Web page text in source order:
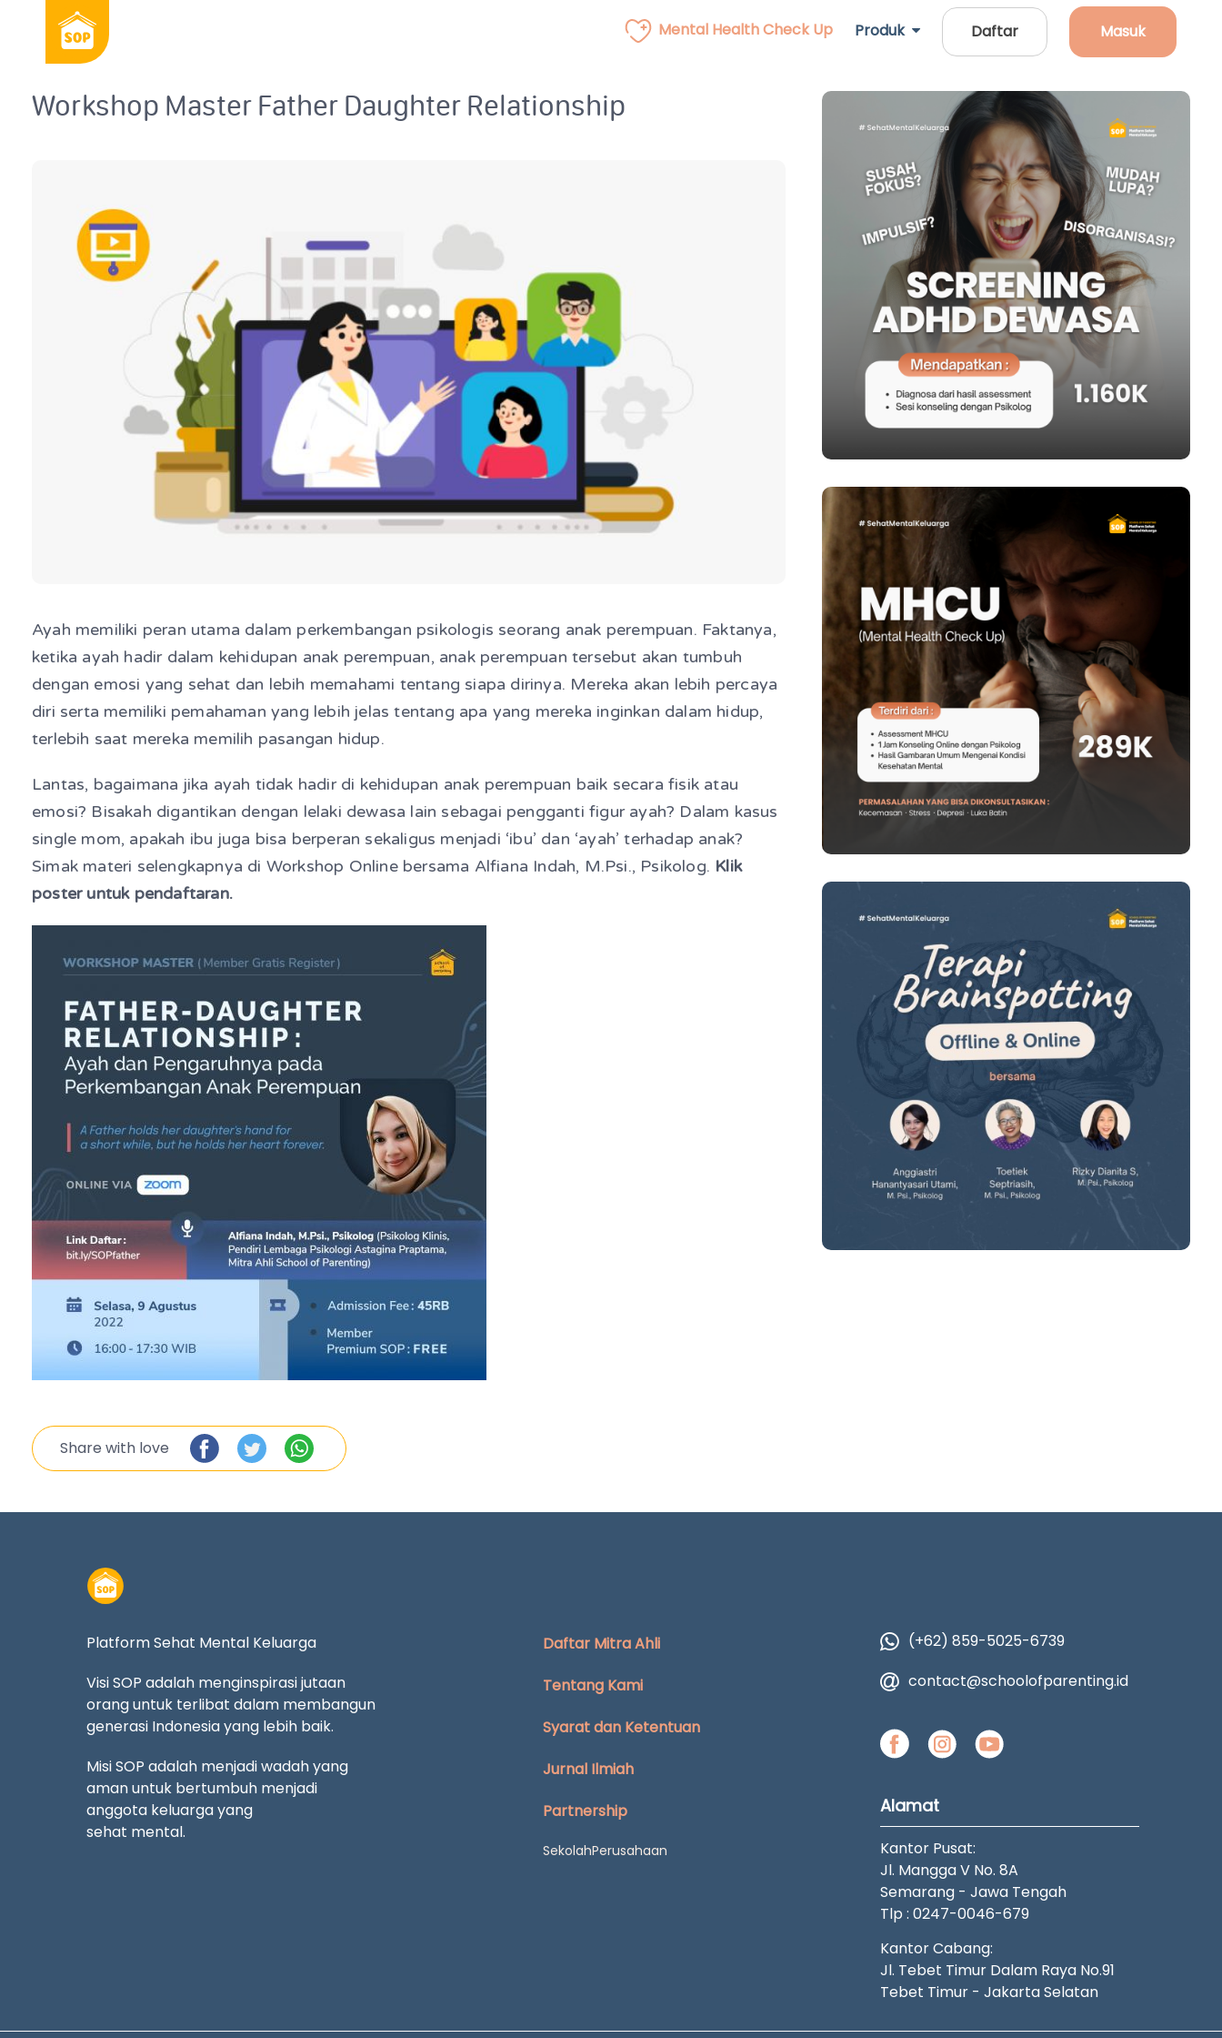
Mental Health Check Up Produk Daftar Masuk
Workshop Master Father Daughter Relationship
Ayah memiliki peran utama dalam perkembangan psikologis seorang anak perempuan. Faktanya,
ketika ayah hadir dalam kehidupan anak perempuan, anak perempuan tersebut akan tumbuh
dengan emosi yang sehat dan lebih memahami tentang siapa dirinya. Mereka akan lebih percaya
diri serta memiliki pemahaman yang lebih jelas tentang apa yang mereka inginkan dalam hidup,
terlebih saat mereka memilih pasangan hidup.
Lantas, bagaimana jika ayah tidak hadir di kehidupan anak perempuan baik secara fisik atau
emosi? Bisakah digantikan dengan lelaki dewasa lain sebagai pengganti figur ayah? Dalam kasus
single mom, apakah ibu juga bisa berperan sekaligus menjadi ‘ibu’ dan ‘ayah’ terhadap anak?
Simak materi selengkapnya di Workshop Online bersama Alfiana Indah, M.Psi., Psikolog. Klik
poster untuk pendaftaran.
Share with love
Platform Sehat Mental Keluarga
Visi SOP adalah menginspirasi jutaan
orang untuk terlibat dalam membangun
generasi Indonesia yang lebih baik.
Misi SOP adalah menjadi wadah yang
aman untuk bertumbuh menjadi
anggota keluarga yang
sehat mental.
Daftar Mitra Ahli
Tentang Kami
Syarat dan Ketentuan
Jurnal Ilmiah
Partnership
SekolahPerusahaan
(+62) 859-5025-6739
contact@schoolofparenting.id
Alamat
Kantor Pusat:
Jl. Mangga V No. 8A
Semarang - Jawa Tengah
Tlp : 0247-0046-679
Kantor Cabang:
Jl. Tebet Timur Dalam Raya No.91
Tebet Timur - Jakarta Selatan